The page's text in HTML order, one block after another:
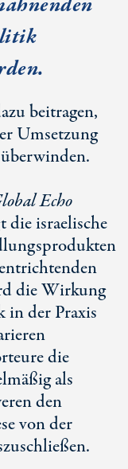
beitragen,
Umsetzung
al Echo
die israelische
die Wirkung
der Praxis
die
als
den
von der